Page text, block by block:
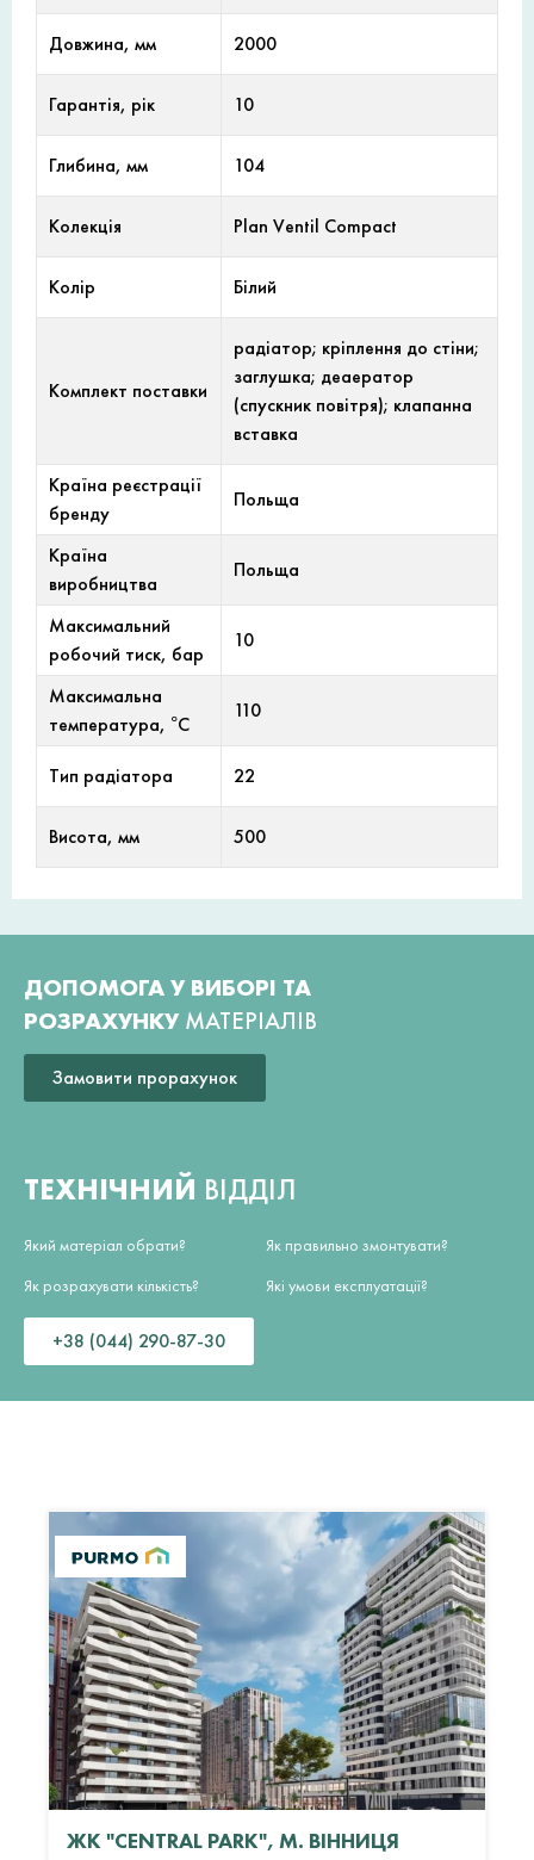
Довжина, мм 2000
Гарантія, рік 10
Глибина, мм 104
Колекція Plan Ventil Compact
Колір Білий
Комплект поставки
радіатор; кріплення до стіни;
заглушка; деаератор
(спускник повітря); клапанна
вставка
Країна реєстрації
бренду
Польща
Країна
виробництва
Польща
Максимальний
робочий тиск, бар
10
Максимальна
температура, °С
110
Тип радіатора 22
Висота, мм 500
ДОПОМОГА У ВИБОРІ ТА
РОЗРАХУНКУ МАТЕРІАЛІВ
Замовити прорахунок
ТЕХНІЧНИЙ ВІДДІЛ
Який матеріал обрати?
Як розрахувати кількість?
Як правильно змонтувати?
Які умови експлуатації?
+38 (044) 290-87-30
ЖК "CENTRAL PARK", М. ВІННИЦЯ